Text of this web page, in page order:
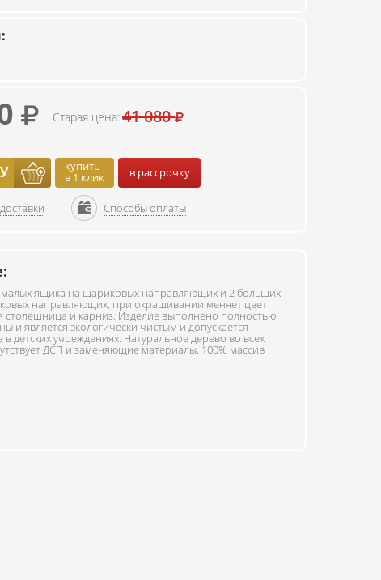
Старая цена: 41 080
купить
в 1 клик в рассрочку
Способы оплаты
ящика на шариковых направляющих и 2 больших
направляющих, при окрашивании меняет цвет
столешница и карниз. Изделие выполнено полностью
и является экологически чистым и допускается
в детских учреждениях. Натуральное дерево во всех
ДСП и заменяющие материалы. 100% массив